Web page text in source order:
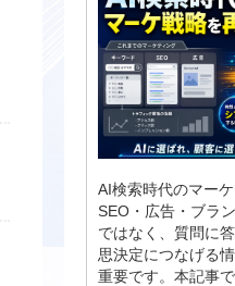
AI検索時代のマー
SEO・広告・ブラ
ではなく、質問に
思決定につなげる
重要です。本記事